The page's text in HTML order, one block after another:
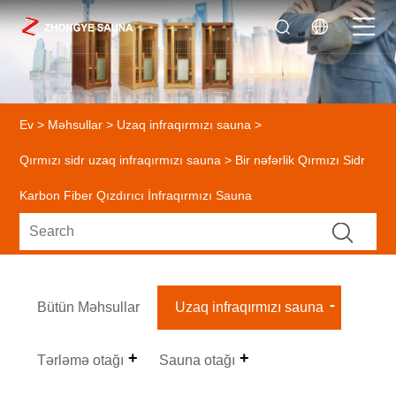
Ev > Məhsullar > Uzaq infraqırmızı sauna >
Qırmızı sidr uzaq infraqırmızı sauna > Bir nəfərlik Qırmızı Sidr
Karbon Fiber Qızdırıcı İnfraqırmızı Sauna
Bütün Məhsullar Uzaq infraqırmızı sauna
Tərləmə otağı Sauna otağı